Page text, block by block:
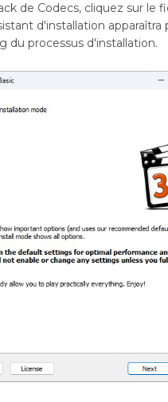
de Codecs, cliquez sur le
d'installation apparaîtra
du processus d'installation.